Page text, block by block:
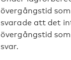
övergångstid
svarade att det
övergångstid
svar.